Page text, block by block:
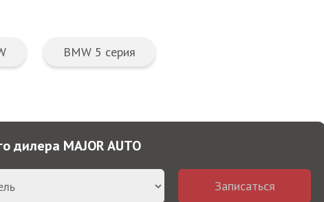
BMW 5 серия
дилера MAJOR AUTO
Записаться